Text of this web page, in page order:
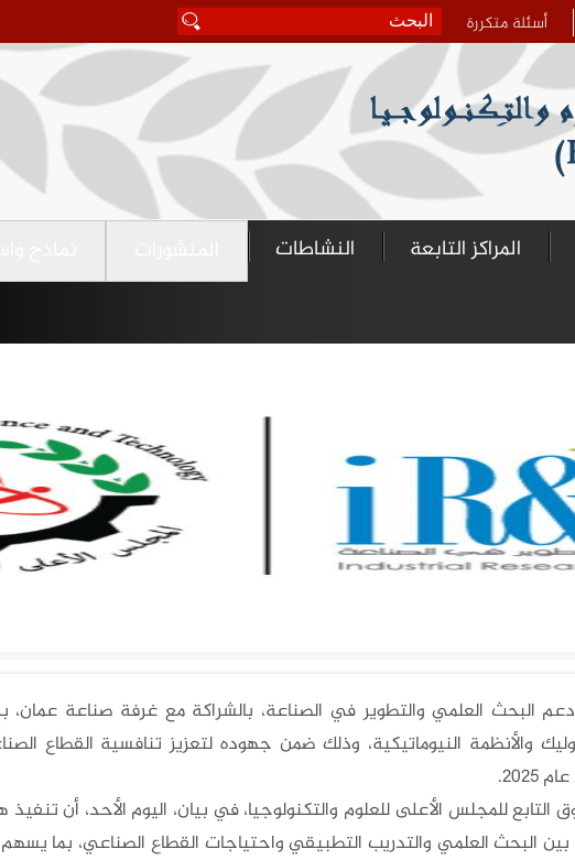
أسئلة متكررة استمارة البحث
‏بحث ‏
المراكز التابعة النشاطات
البحث العلمي والتطوير في الصناعة، بالشراكة مع غرفة صناعة
والأنظمة النيوماتيكية، وذلك ضمن جهوده لتعزيز تنافسية القطاع
التابع للمجلس الأعلى للعلوم والتكنولوجيا، في بيان، اليوم الأحد، أن تنفيذ
بين البحث العلمي والتدريب التطبيقي واحتياجات القطاع الصناعي، بما